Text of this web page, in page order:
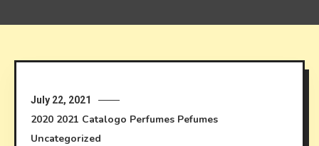
July 22, 2021
2020 2021 Catalogo Perfumes Pefumes
Uncategorized